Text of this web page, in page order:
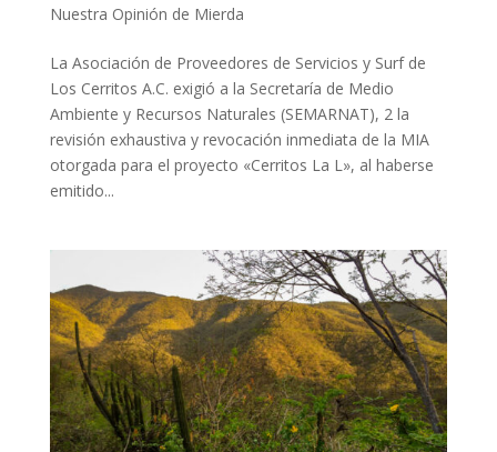
Nuestra Opinión de Mierda
La Asociación de Proveedores de Servicios y Surf de
Los Cerritos A.C. exigió a la Secretaría de Medio
Ambiente y Recursos Naturales (SEMARNAT), 2 la
revisión exhaustiva y revocación inmediata de la MIA
otorgada para el proyecto «Cerritos La L», al haberse
emitido...